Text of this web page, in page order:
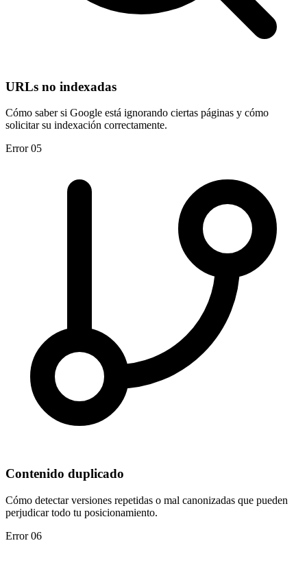
URLs no indexadas
Cómo saber si Google está ignorando ciertas páginas y cómo
solicitar su indexación correctamente.
Error 05
Contenido duplicado
Cómo detectar versiones repetidas o mal canonizadas que pueden
perjudicar todo tu posicionamiento.
Error 06